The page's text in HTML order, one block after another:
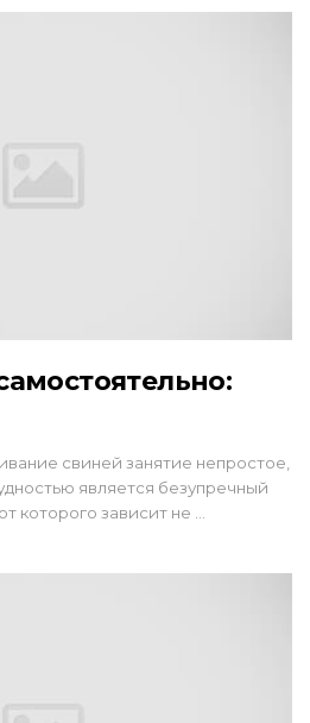
свиней занятие непростое,
является безупречный
которого зависит не …